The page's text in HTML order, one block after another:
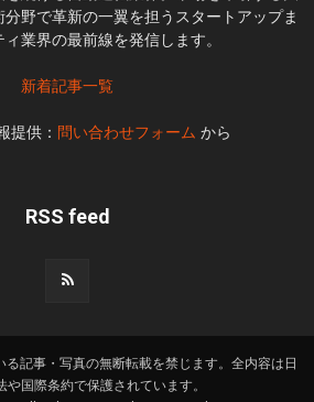
野で革新の一翼を担うスタートアップま
業界の最前線を発信します。
新着記事一覧
提供： 問い合わせフォーム から
RSS feed
る記事・写真の無断転載を禁じます。全内容は日
や国際条約で保護されています。